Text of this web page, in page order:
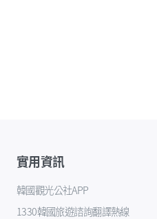
實用資訊
韓國觀光公社APP
1330韓國旅遊諮詢翻譯熱線